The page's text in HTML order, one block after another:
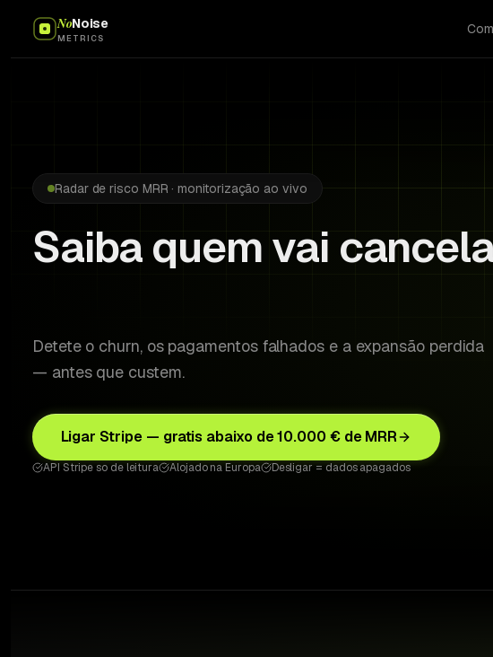
NoNoise
METRICS
Radar de risco MRR · monitorização ao vivo
Saiba quem vai
Detete o churn, os pagamentos falhados e a expansão perdida
— antes que custem.
Ligar Stripe — gratis abaixo de 10.000 € de MRR
API Stripe so de leitura Alojado na Europa Desligar = dados apagados